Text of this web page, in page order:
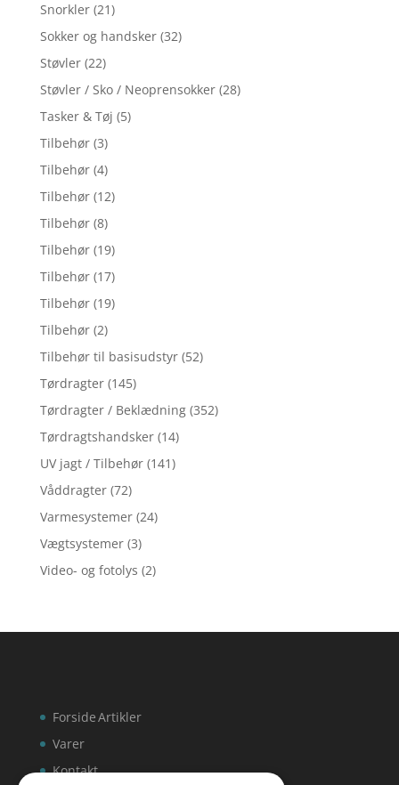
Snorkler (21)
Sokker og handsker (32)
Støvler (22)
Støvler / Sko / Neoprensokker (28)
Tasker & Tøj (5)
Tilbehør (3)
Tilbehør (4)
Tilbehør (12)
Tilbehør (8)
Tilbehør (19)
Tilbehør (17)
Tilbehør (19)
Tilbehør (2)
Tilbehør til basisudstyr (52)
Tørdragter (145)
Tørdragter / Beklædning (352)
Tørdragtshandsker (14)
UV jagt / Tilbehør (141)
Våddragter (72)
Varmesystemer (24)
Vægtsystemer (3)
Video- og fotolys (2)
Forside
Varer
Kontakt
Artikler